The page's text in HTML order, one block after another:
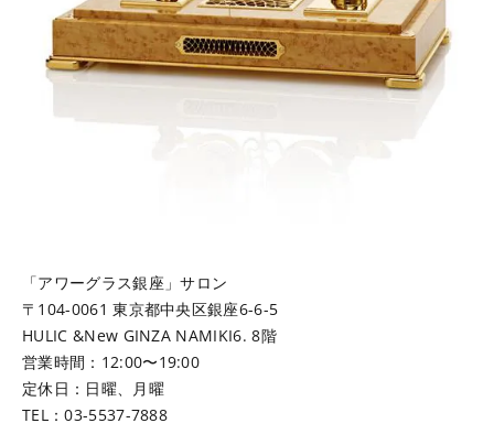
「アワーグラス銀座」サロン
〒104-0061 東京都中央区銀座6-6-5
HULIC &New GINZA NAMIKI6. 8階
営業時間：12:00〜19:00
定休日：日曜、月曜
TEL：03-5537-7888